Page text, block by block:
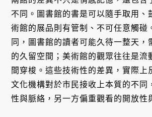
不同。圖書館的書是可以隨手取用、
術館的展品則有管制、不可任意觸碰
同，圖書館的讀者可能久待一整天，
的久留空間；美術館的觀眾往往是流
間穿梭。這些技術性的差異，實際上
文化機構對於市民接收上本質的不同
性與脈絡，另一方偏重觀看的開放性